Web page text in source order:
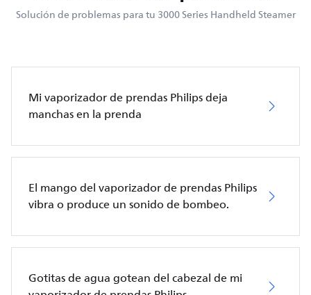
Solución de problemas para tu 3000 Series Handheld Steamer
Mi vaporizador de prendas Philips deja
manchas en la prenda
El mango del vaporizador de prendas Philips
vibra o produce un sonido de bombeo.
Gotitas de agua gotean del cabezal de mi